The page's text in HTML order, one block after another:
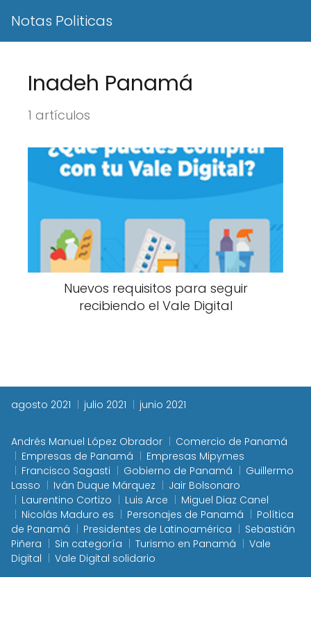
Notas Politicas
Inadeh Panamá
1 artículos
Nuevos requisitos para seguir
recibiendo el Vale Digital
agosto 2021 julio 2021 junio 2021
Andrés Manuel López Obrador
Comercio de Panamá
Empresas de Panamá
Empresas Mipymes
Francisco Sagasti
Gobierno de Panamá
Guillermo
Lasso
Iván Duque Márquez
Jair Bolsonaro
Laurentino Cortizo
Luis Arce
Miguel Diaz Canel
Nicolás Maduro es
Personajes de Panamá
Política
de Panamá
Presidentes de Latinoamérica
Sebastián
Piñera
Sin categoría Turismo en Panamá
Vale
Digital
Vale Digital solidario